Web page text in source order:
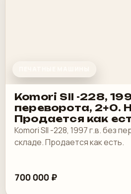
Komori SII -228,
переворота, 2+0.
Продается как
Komori SII -228, 1997 г.в. без
складе. Продается как есть.
700 000 ₽